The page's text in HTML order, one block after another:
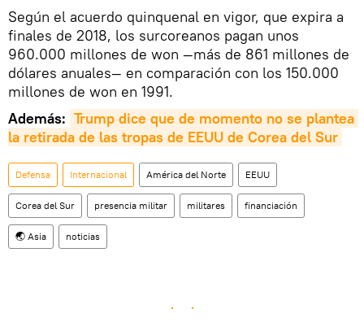
Según el acuerdo quinquenal en vigor, que expira a
finales de 2018, los surcoreanos pagan unos
960.000 millones de won —más de 861 millones de
dólares anuales— en comparación con los 150.000
millones de won en 1991.
Además: Trump dice que de momento no se plantea
la retirada de las tropas de EEUU de Corea del Sur
Defensa Internacional América del Norte EEUU
Corea del Sur presencia militar militares financiación
🌏 Asia noticias